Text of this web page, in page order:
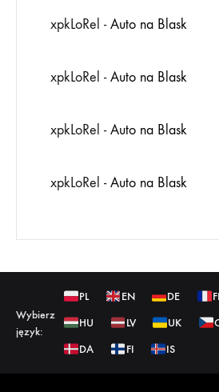
xpkLoRel -Auto na Blask
xpkLoRel -Auto na Blask
xpkLoRel -Auto na Blask
xpkLoRel -Auto na Blask
Wybierz
język:
PL EN DE
HU
LV UK
DA
FI IS